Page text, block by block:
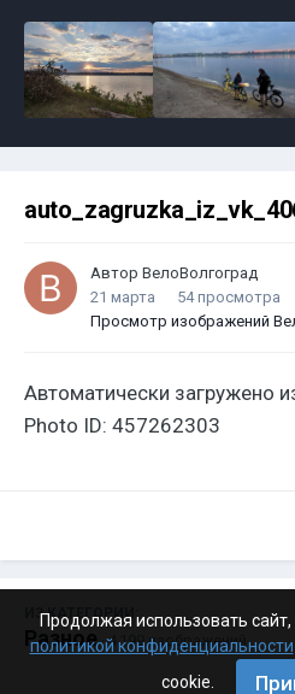
Автор ВелоВолгоград
21 марта
54 просмотра
Просмотр изображений
Автоматически загружено
Photo ID: 457262303
ИЗ КАТЕГОРИИ:
Разное · 4 199 изображений
Продолжая использовать
политикой конфиденциальности
cookie.